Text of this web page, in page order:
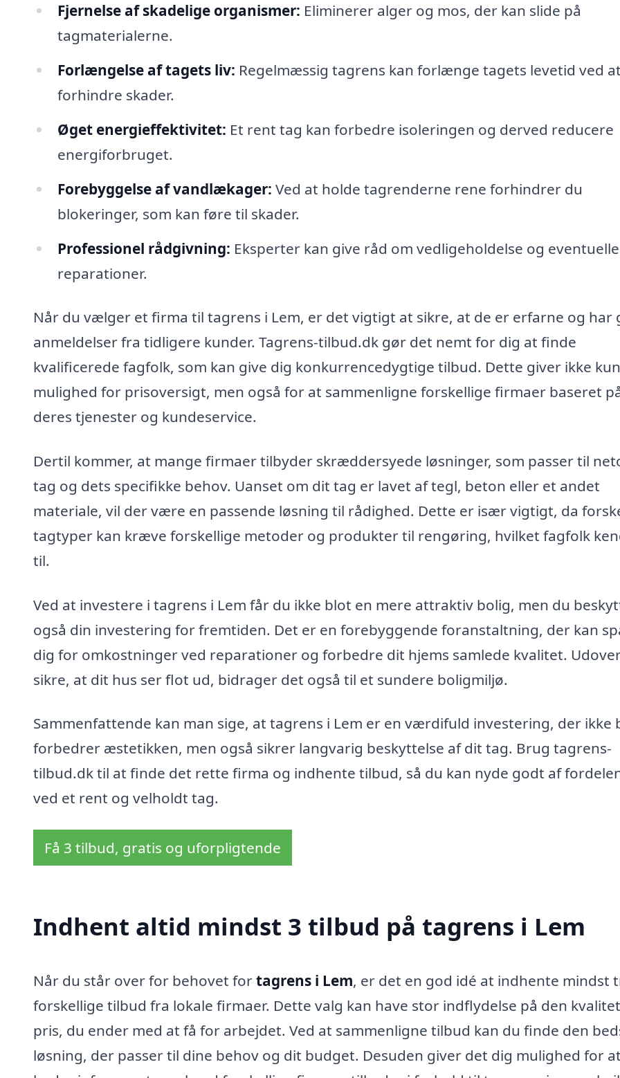
Fjernelse af skadelige organismer: Eliminerer alger og mos, der kan slide på
tagmaterialerne.
Forlængelse af tagets liv: Regelmæssig tagrens kan forlænge tagets levetid ved at
forhindre skader.
Øget energieffektivitet: Et rent tag kan forbedre isoleringen og derved reducere
energiforbruget.
Forebyggelse af vandlækager: Ved at holde tagrenderne rene forhindrer du
blokeringer, som kan føre til skader.
Professionel rådgivning: Eksperter kan give råd om vedligeholdelse og eventuelle
reparationer.
Når du vælger et firma til tagrens i Lem, er det vigtigt at sikre, at de er erfarne og har
anmeldelser fra tidligere kunder. Tagrens-tilbud.dk gør det nemt for dig at finde
kvalificerede fagfolk, som kan give dig konkurrencedygtige tilbud. Dette giver ikke kun
mulighed for prisoversigt, men også for at sammenligne forskellige firmaer baseret
deres tjenester og kundeservice.
Dertil kommer, at mange firmaer tilbyder skræddersyede løsninger, som passer til
tag og dets specifikke behov. Uanset om dit tag er lavet af tegl, beton eller et andet
materiale, vil der være en passende løsning til rådighed. Dette er især vigtigt, da
tagtyper kan kræve forskellige metoder og produkter til rengøring, hvilket fagfolk
til.
Ved at investere i tagrens i Lem får du ikke blot en mere attraktiv bolig, men du
også din investering for fremtiden. Det er en forebyggende foranstaltning, der kan
dig for omkostninger ved reparationer og forbedre dit hjems samlede kvalitet.
sikre, at dit hus ser flot ud, bidrager det også til et sundere boligmiljø.
Sammenfattende kan man sige, at tagrens i Lem er en værdifuld investering, der ikke
forbedrer æstetikken, men også sikrer langvarig beskyttelse af dit tag. Brug tagrens-
tilbud.dk til at finde det rette firma og indhente tilbud, så du kan nyde godt af
ved et rent og velholdt tag.
Få 3 tilbud, gratis og uforpligtende
Indhent altid mindst 3 tilbud på tagrens i Lem
Når du står over for behovet fortagrens i Lem, er det en god idé at indhente mindst
forskellige tilbud fra lokale firmaer. Dette valg kan have stor indflydelse på den
pris, du ender med at få for arbejdet. Ved at sammenligne tilbud kan du finde den
løsning, der passer til dine behov og dit budget. Desuden giver det dig mulighed for